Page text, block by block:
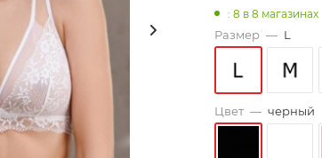
: 8 в 8 магазинах
Размер — L
Цвет — черный